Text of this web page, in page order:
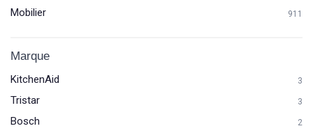
Mobilier 911
Marque
KitchenAid 3
Tristar 3
Bosch 2